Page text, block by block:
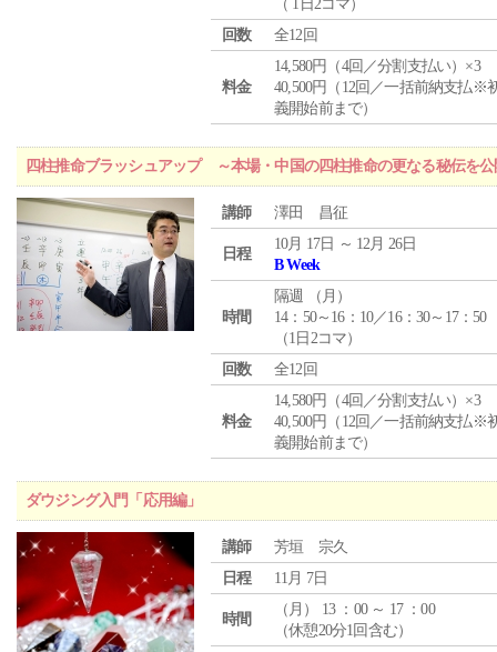
（ 1日2コマ）
回数
全12回
料金
14,580円（4回／分割支払い）×3
40,500円（12回／一括前納支払※
義開始前まで）
四柱推命ブラッシュアップ ～本場・中国の四柱推命の更なる秘伝を
講師 澤田 昌征
日程
10月 17日 ～ 12月 26日
B Week
時間
隔週 （ 月 ）
14：50～16：10／16：30～17：50
（1日2コマ）
回数
全12回
料金
14,580円（4回／分割支払い）×3
40,500円（12回／一括前納支払※
義開始前まで）
ダウジング入門「応用編」
講師
芳垣 宗久
日程
11月 7日
時間
（ 月 ） 13 ：00 ～ 17 ：00
（休憩20分1回含む）